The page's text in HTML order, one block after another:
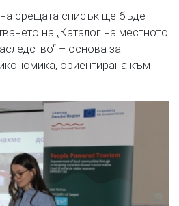
срещата списък ще бъде
на „Каталог на местното
– основа за
ориентирана към